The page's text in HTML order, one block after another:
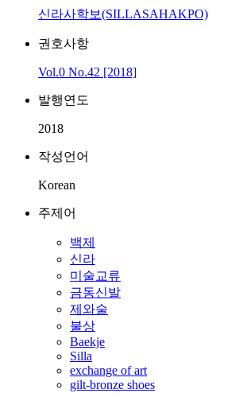
신라사학보(SILLASAHAKPO)
권호사항
Vol.0 No.42 [2018]
발행연도
2018
작성언어
Korean
주제어
백제
신라
미술교류
금동신발
제와술
불상
Baekje
Silla
exchange of art
gilt-bronze shoes